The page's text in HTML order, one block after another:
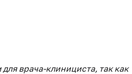
врача-клинициста, так как